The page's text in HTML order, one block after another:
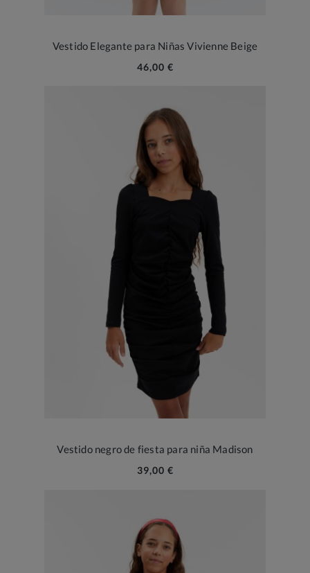
Vestido Elegante para Niñas Vivienne Beige
46,00 €
Vestido negro de fiesta para niña Madison
39,00 €